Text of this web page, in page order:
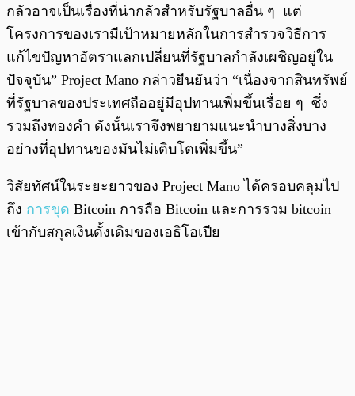
กลัวอาจเป็นเรื่องที่น่ากลัวสำหรับรัฐบาลอื่น ๆ แต่
โครงการของเรามีเป้าหมายหลักในการสำรวจวิธีการ
แก้ไขปัญหาอัตราแลกเปลี่ยนที่รัฐบาลกำลังเผชิญอยู่ใน
ปัจจุบัน” Project Mano กล่าวยืนยันว่า “เนื่องจากสินทรัพย์
ที่รัฐบาลของประเทศถืออยู่มีอุปทานเพิ่มขึ้นเรื่อย ๆ ซึ่ง
รวมถึงทองคำ ดังนั้นเราจึงพยายามแนะนำบางสิ่งบาง
อย่างที่อุปทานของมันไม่เติบโตเพิ่มขึ้น”
วิสัยทัศน์ในระยะยาวของ Project Mano ได้ครอบคลุมไป
ถึง การขุด Bitcoin การถือ Bitcoin และการรวม bitcoin
เข้ากับสกุลเงินดั้งเดิมของเอธิโอเปีย